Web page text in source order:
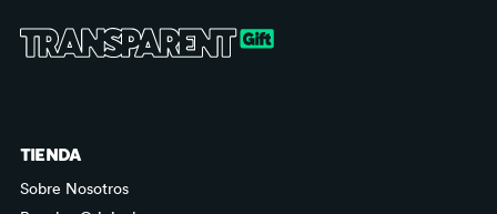
TIENDA
Sobre Nosotros